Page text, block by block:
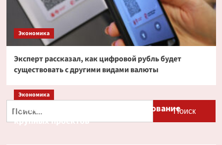
Экономика
Эксперт рассказал, как цифровой рубль будет
существовать с другими видами валюты
Экономика
Путин и Костин обсудили кредитование
крупных проектов